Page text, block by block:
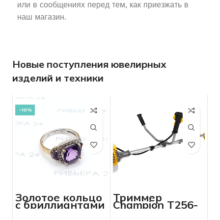
или в сообщениях перед тем, как приезжать в
наш магазин.
Новые поступления ювелирных
изделий и техники
-10%
Золотое кольцо
с бриллиантами
750 пробы 5.24
Триммер
Champion Т256-
2(насадка,ключ)